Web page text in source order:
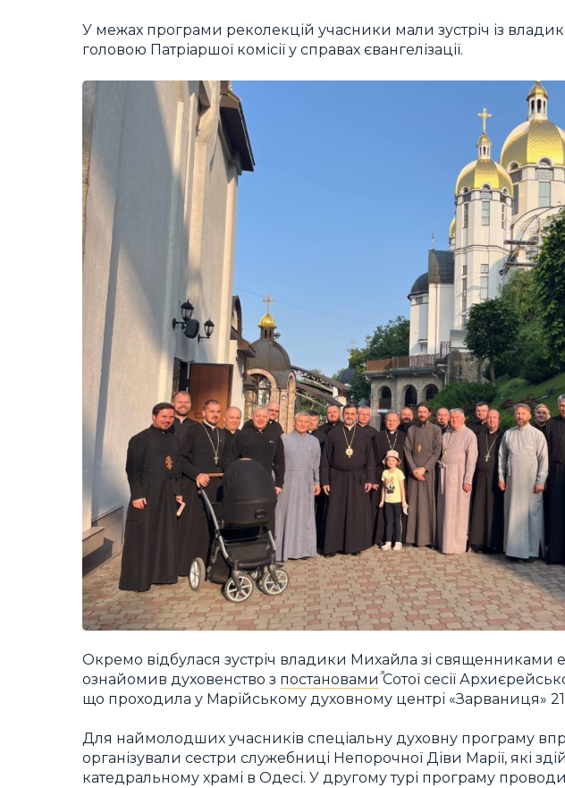
У межах програми реколекцій учасники мали зустріч із
головою Патріаршої комісії у справах євангелізації.
Окремо відбулася зустріч владики Михайла зі священниками
ознайомив духовенство з постановамиСотої сесії
що проходила у Марійському духовному центрі «Зарваниця»
Для наймолодших учасників спеціальну духовну програму
організували сестри служебниці Непорочної Діви Марії, які
катедральному храмі в Одесі. У другому турі програму